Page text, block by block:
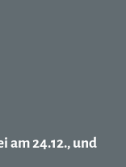
am 24.12., und